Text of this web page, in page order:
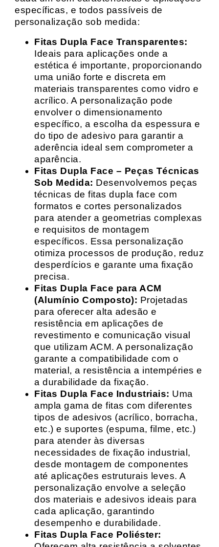
específicas, e todos passíveis de
personalização sob medida:
Fitas Dupla Face Transparentes:
Ideais para aplicações onde a
estética é importante, proporcionando
uma união forte e discreta em
materiais transparentes como vidro e
acrílico. A personalização pode
envolver o dimensionamento
específico, a escolha da espessura e
do tipo de adesivo para garantir a
aderência ideal sem comprometer a
aparência.
Fitas Dupla Face – Peças Técnicas
Sob Medida: Desenvolvemos peças
técnicas de fitas dupla face com
formatos e cortes personalizados
para atender a geometrias complexas
e requisitos de montagem
específicos. Essa personalização
otimiza processos de produção, reduz
desperdícios e garante uma fixação
precisa.
Fitas Dupla Face para ACM
(Alumínio Composto): Projetadas
para oferecer alta adesão e
resistência em aplicações de
revestimento e comunicação visual
que utilizam ACM. A personalização
garante a compatibilidade com o
material, a resistência a intempéries e
a durabilidade da fixação.
Fitas Dupla Face Industriais: Uma
ampla gama de fitas com diferentes
tipos de adesivos (acrílico, borracha,
etc.) e suportes (espuma, filme, etc.)
para atender às diversas
necessidades de fixação industrial,
desde montagem de componentes
até aplicações estruturais leves. A
personalização envolve a seleção
dos materiais e adesivos ideais para
cada aplicação, garantindo
desempenho e durabilidade.
Fitas Dupla Face Poliéster: